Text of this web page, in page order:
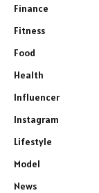
Finance
Fitness
Food
Health
Influencer
Instagram
Lifestyle
Model
News